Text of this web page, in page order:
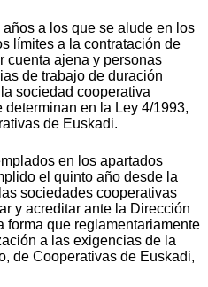
a los que se alude en los
límites a la contratación de
cuenta ajena y personas
de trabajo de duración
sociedad cooperativa
en la Ley 4/1993,
de Euskadi.
en los apartados
el quinto año desde la
sociedades cooperativas
y acreditar ante la Dirección
forma que reglamentariamente
a las exigencias de la
de Cooperativas de Euskadi,